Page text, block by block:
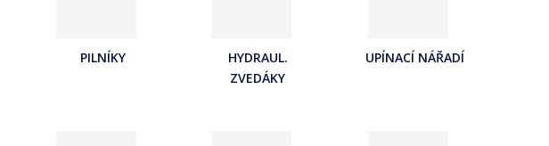
PILNÍKY
HYDRAUL.
ZVEDÁKY
UPÍNACÍ NÁŘADÍ